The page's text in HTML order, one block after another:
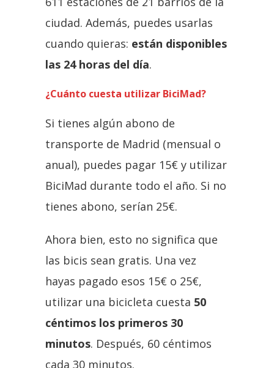
ciudad. Además, puedes usarlas
cuando quieras: están disponibles
las 24 horas del día.
¿Cuánto cuesta utilizar BiciMad?
Si tienes algún abono de
transporte de Madrid (mensual o
anual), puedes pagar 15€ y utilizar
BiciMad durante todo el año. Si no
tienes abono, serían 25€.
Ahora bien, esto no significa que
las bicis sean gratis. Una vez
hayas pagado esos 15€ o 25€,
utilizar una bicicleta cuesta 50
céntimos los primeros 30
minutos. Después, 60 céntimos
cada 30 minutos.